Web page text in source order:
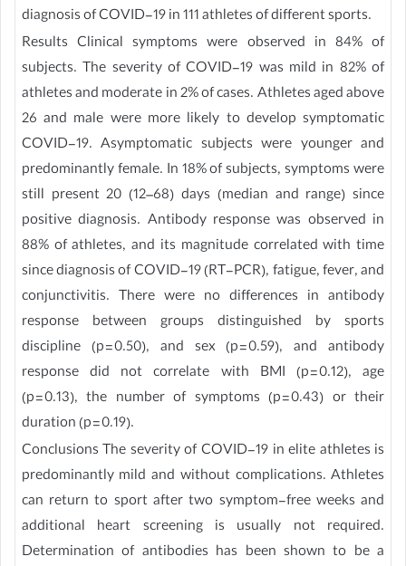
diagnosis of COVID-19 in 111 athletes of different sports.
Results Clinical symptoms were observed in 84% of
subjects. The severity of COVID-19 was mild in 82% of
athletes and moderate in 2% of cases. Athletes aged above
26 and male were more likely to develop symptomatic
COVID-19. Asymptomatic subjects were younger and
predominantly female. In 18% of subjects, symptoms were
still present 20 (12–68) days (median and range) since
positive diagnosis. Antibody response was observed in
88% of athletes, and its magnitude correlated with time
since diagnosis of COVID-19 (RT-PCR), fatigue, fever, and
conjunctivitis. There were no differences in antibody
response between groups distinguished by sports
discipline (p = 0.50), and sex (p = 0.59), and antibody
response did not correlate with BMI (p = 0.12), age
(p = 0.13), the number of symptoms (p = 0.43) or their
duration (p = 0.19).
Conclusions The severity of COVID-19 in elite athletes is
predominantly mild and without complications. Athletes
can return to sport after two symptom-free weeks and
additional heart screening is usually not required.
Determination of antibodies has been shown to be a